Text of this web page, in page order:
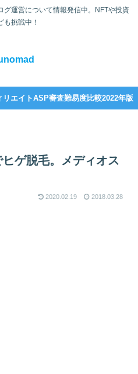
グ運営について情報発信中。NFTや投資
も挑戦中！
リエイトASP審査難易度比較2022年版
ゲ脱毛。メディオス
2020.02.19 2018.03.28